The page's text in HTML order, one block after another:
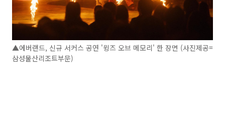
▲에버랜드, 신규 서커스 공연 '윙즈 오브 메모리' 한 장면 (사진제공=
삼성물산리조트부문)